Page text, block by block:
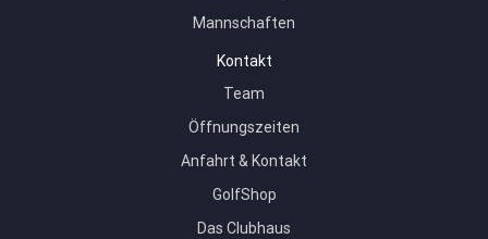
Mannschaften
Kontakt
Team
Öffnungszeiten
Anfahrt & Kontakt
GolfShop
Das Clubhaus